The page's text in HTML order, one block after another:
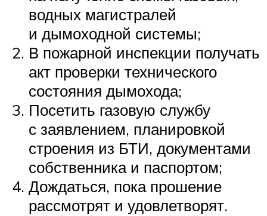
водных магистралей
и дымоходной системы;
В пожарной инспекции получать
акт проверки технического
состояния дымохода;
Посетить газовую службу
с заявлением, планировкой
строения из БТИ, документами
собственника и паспортом;
Дождаться, пока прошение
рассмотрят и удовлетворят.